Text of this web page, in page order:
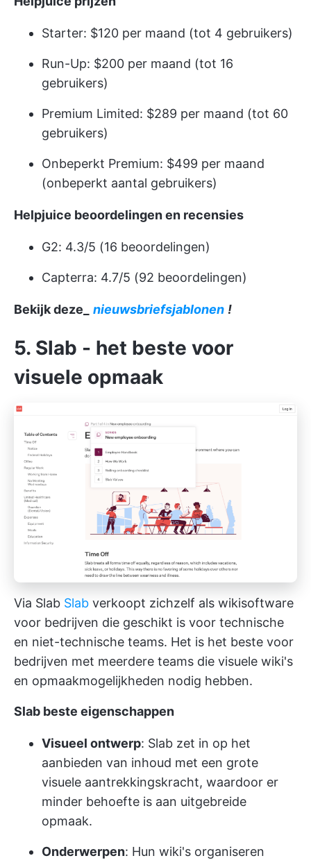
Starter: $120 per maand (tot 4 gebruikers)
Run-Up: $200 per maand (tot 16
gebruikers)
Premium Limited: $289 per maand (tot 60
gebruikers)
Onbeperkt Premium: $499 per maand
(onbeperkt aantal gebruikers)
Helpjuice beoordelingen en recensies
G2: 4.3/5 (16 beoordelingen)
Capterra: 4.7/5 (92 beoordelingen)
Bekijk deze_ nieuwsbriefsjablonen !
5. Slab - het beste voor
visuele opmaak
Via Slab Slab verkoopt zichzelf als wikisoftware
voor bedrijven die geschikt is voor technische
en niet-technische teams. Het is het beste voor
bedrijven met meerdere teams die visuele wiki's
en opmaakmogelijkheden nodig hebben.
Slab beste eigenschappen
Visueel ontwerp: Slab zet in op het
aanbieden van inhoud met een grote
visuele aantrekkingskracht, waardoor er
minder behoefte is aan uitgebreide
opmaak.
Onderwerpen: Hun wiki's organiseren